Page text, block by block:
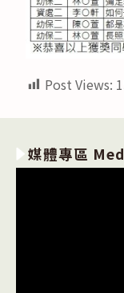
Post Views:
媒體專區